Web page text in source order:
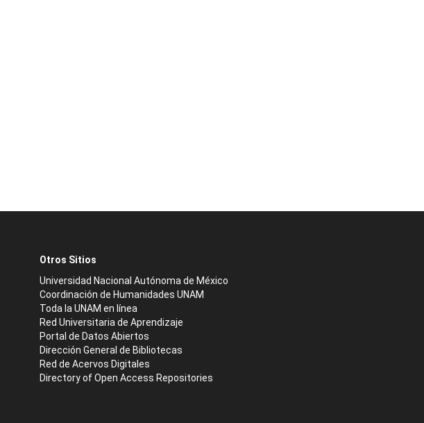
Otros Sitios
Universidad Nacional Autónoma de México
Coordinación de Humanidades UNAM
Toda la UNAM en línea
Red Universitaria de Aprendizaje
Portal de Datos Abiertos
Dirección General de Bibliotecas
Red de Acervos Digitales
Directory of Open Access Repositories